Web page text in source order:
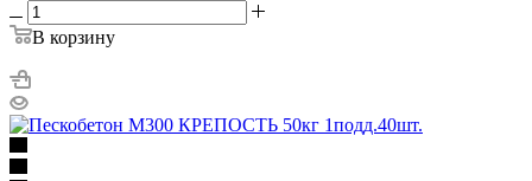
В корзину